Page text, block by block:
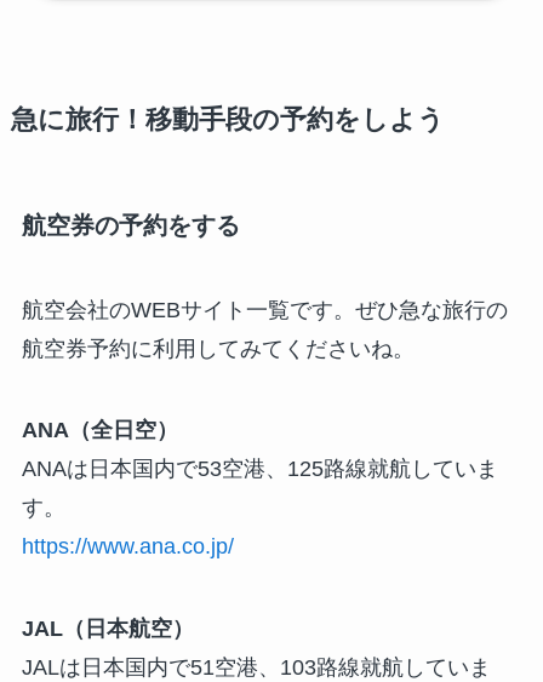
急に旅行！移動手段の予約をしよう
航空券の予約をする
航空会社のWEBサイト一覧です。ぜひ急な旅行の
航空券予約に利用してみてくださいね。
ANA（全日空）
ANAは日本国内で53空港、125路線就航していま
す。
https://www.ana.co.jp/
JAL（日本航空）
JALは日本国内で51空港、103路線就航していま